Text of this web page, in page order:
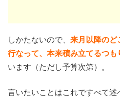
しかたないので、 来月以降のど
行なって、本来積み立てるつも
います（ただし予算次第）。
言いたいことはこれですべて